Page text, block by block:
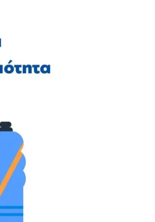
πιάστε δουλειά με 4
εντολές
ΔΗΜΗΤΡΙΟΣ
κατάνυξη και λαμπρότητα ο εορτασμός
Μεταμορφώσεως του Σωτήρος στον